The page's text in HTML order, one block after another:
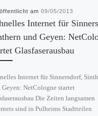
am 09/05/2013
Internet für
und Geyen:
Glasfaserausbau
Internet für Sinnersdorf,
Geyen: NetCologne startet
Die Zeiten langsamen
sind in Pulheims Stadtteilen